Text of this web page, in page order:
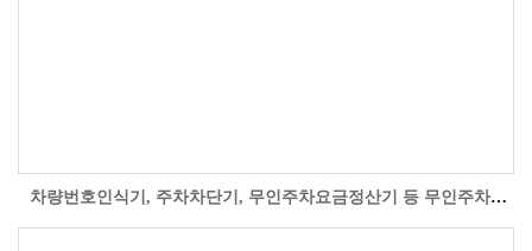
차량번호인식기, 주차차단기, 무인주차요금정산기 등 무인주차관제시스템을 서울시 양천구 신월동 동화빌딩 유료주차장에 설치 시공한 현장 사진입니다. ..